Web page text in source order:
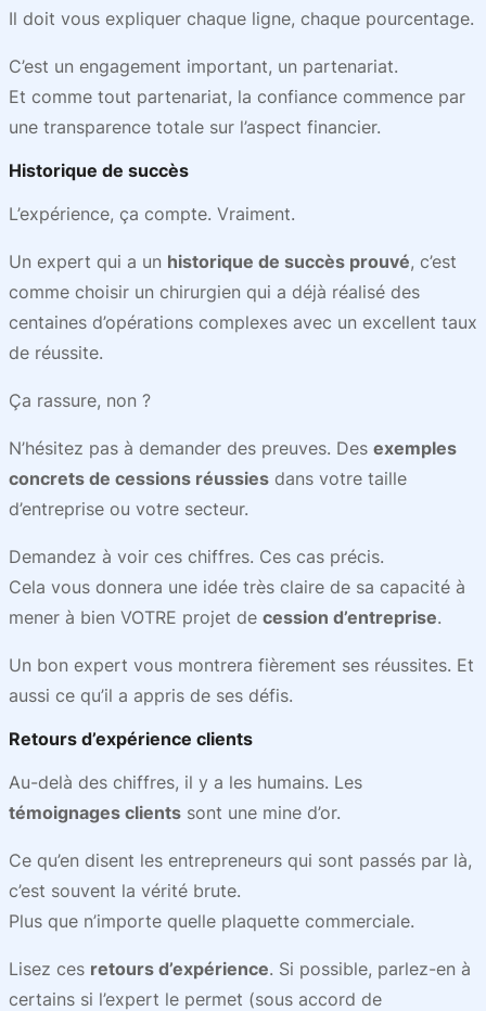
Il doit vous expliquer chaque ligne, chaque pourcentage.
C’est un engagement important, un partenariat.
Et comme tout partenariat, la confiance commence par
une transparence totale sur l’aspect financier.
Historique de succès
L’expérience, ça compte. Vraiment.
Un expert qui a un historique de succès prouvé, c’est
comme choisir un chirurgien qui a déjà réalisé des
centaines d’opérations complexes avec un excellent taux
de réussite.
Ça rassure, non ?
N’hésitez pas à demander des preuves. Des exemples
concrets de cessions réussies dans votre taille
d’entreprise ou votre secteur.
Demandez à voir ces chiffres. Ces cas précis.
Cela vous donnera une idée très claire de sa capacité à
mener à bien VOTRE projet de cession d’entreprise.
Un bon expert vous montrera fièrement ses réussites. Et
aussi ce qu’il a appris de ses défis.
Retours d’expérience clients
Au-delà des chiffres, il y a les humains. Les
témoignages clients sont une mine d’or.
Ce qu’en disent les entrepreneurs qui sont passés par là,
c’est souvent la vérité brute.
Plus que n’importe quelle plaquette commerciale.
Lisez ces retours d’expérience. Si possible, parlez-en à
certains si l’expert le permet (sous accord de